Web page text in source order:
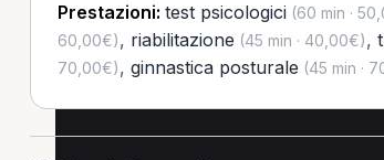
Prestazioni: test psicologici(60 min ·
60,00€), riabilitazione (45 min · 40,00€),
70,00€), ginnastica posturale (45 min ·